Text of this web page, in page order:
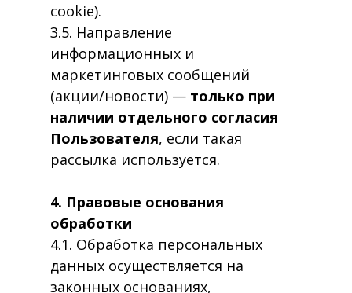
cookie).
3.5. Направление
информационных и
маркетинговых сообщений
(акции/новости) — только при
наличии отдельного согласия
Пользователя, если такая
рассылка используется.
4. Правовые основания
обработки
4.1. Обработка персональных
данных осуществляется на
законных основаниях,